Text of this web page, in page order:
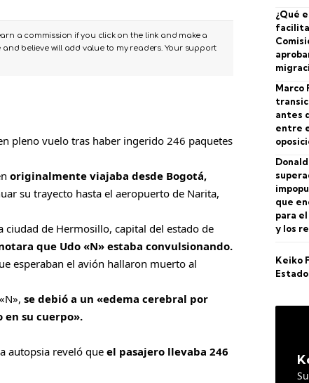
a commission if you click on the link and make a
believe will add value to my readers. Your support
pleno vuelo tras haber ingerido 246 paquetes
originalmente viajaba desde Bogotá,
su trayecto hasta el aeropuerto de Narita,
de Hermosillo, capital del estado de
que Udo «N» estaba convulsionando.
esperaban el avión hallaron muerto al
se debió a un «edema cerebral por
su cuerpo».
autopsia reveló que el pasajero llevaba 246
¿Qué
Marco
antes
entre
que
para
y los
Keiko